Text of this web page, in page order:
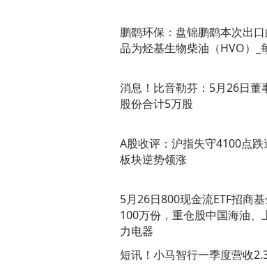
鹏鹞环保：盘锦鹏鹞本次出
品为烃基生物柴油（HVO）_
消息！比音勒芬：5月26日董
股份合计5万股
A股收评：沪指失守4100点跌
板块逆势领涨
5月26日800现金流ETF招商
100万份，重仓股中国海油、
力电器
短讯！小马智行一季度营收